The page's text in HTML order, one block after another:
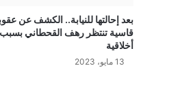
بعد إحالتها للنيابة.. الكشف عن
قاسية تنتظر رهف القحطاني
أخلاقية
13 مايو، 2023